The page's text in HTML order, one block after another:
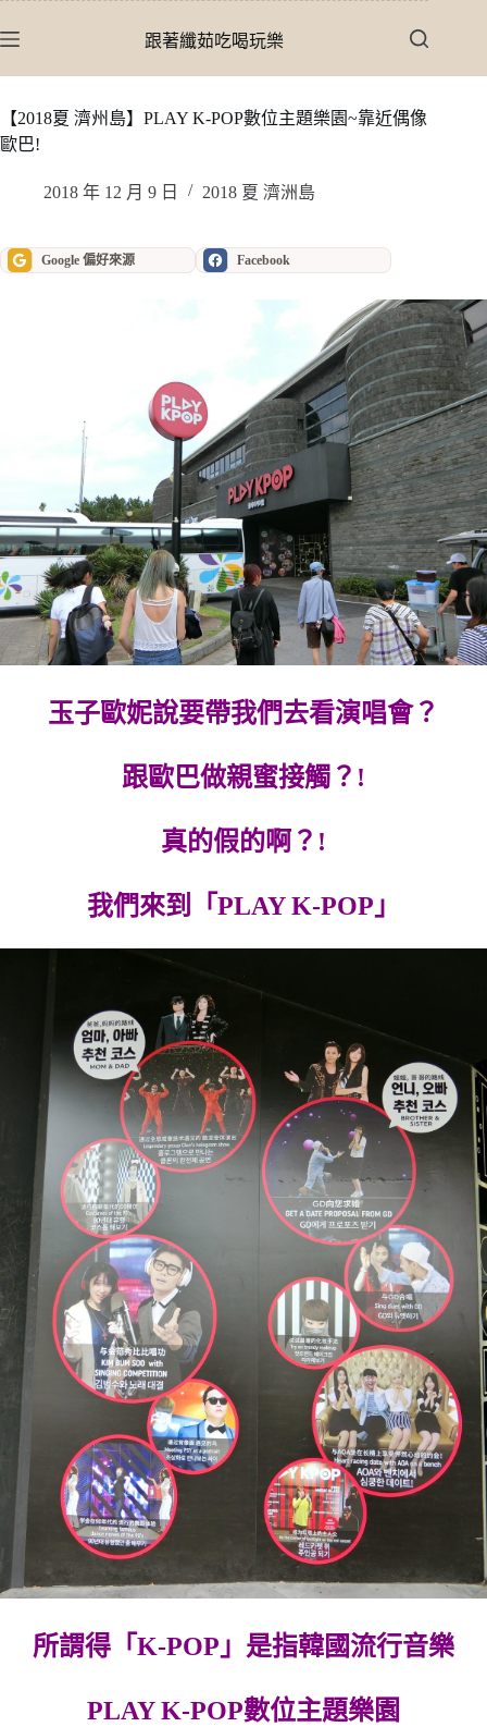
至
內
容
跟著纖茹吃喝玩樂
【2018夏 濟州島】PLAY K-POP數位主題樂園~靠近偶像
歐巴!
2018 年 12 月 9 日 2018 夏 濟洲島
Google 偏好來源 Facebook
玉子歐妮說要帶我們去看演唱會？
跟歐巴做親蜜接觸？!
真的假的啊？!
我們來到「PLAY K-POP」
所謂得「K-POP」是指韓國流行音樂
PLAY K-POP數位主題樂園